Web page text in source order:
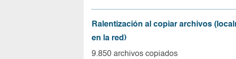
Ralentización al copiar archivos
en la red)
9.850 archivos copiados